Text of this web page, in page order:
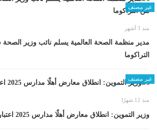
غير مصنف
منذ 3 أشهر
مدير منظمة الصحة العالمية يسلم نائب وزير
التراكوما
غير مصنف
منذ 12 شهرًا
وزير التموين: انطلاق معارض أهلًا مدارس 2025 اعتبارا من 1 سبتمبر